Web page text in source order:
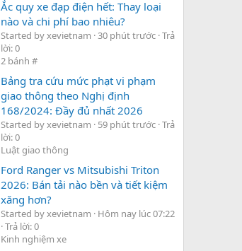
Ắc quy xe đạp điện hết: Thay loại
nào và chi phí bao nhiêu?
Started by xevietnam 30 phút trước Trả
lời: 0
2 bánh #
Bảng tra cứu mức phạt vi phạm
giao thông theo Nghị định
168/2024: Đầy đủ nhất 2026
Started by xevietnam 59 phút trước Trả
lời: 0
Luật giao thông
Ford Ranger vs Mitsubishi Triton
2026: Bán tải nào bền và tiết kiệm
xăng hơn?
Started by xevietnam
Hôm nay lúc 07:22
Trả lời: 0
Kinh nghiệm xe